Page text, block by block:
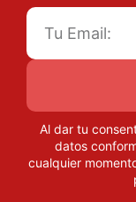
Al dar tu
datos
cualquier